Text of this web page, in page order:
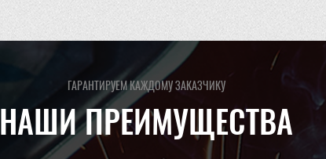
ГАРАНТИРУЕМ КАЖДОМУ ЗАКАЗЧИКУ
НАШИ ПРЕИМУЩЕСТВА